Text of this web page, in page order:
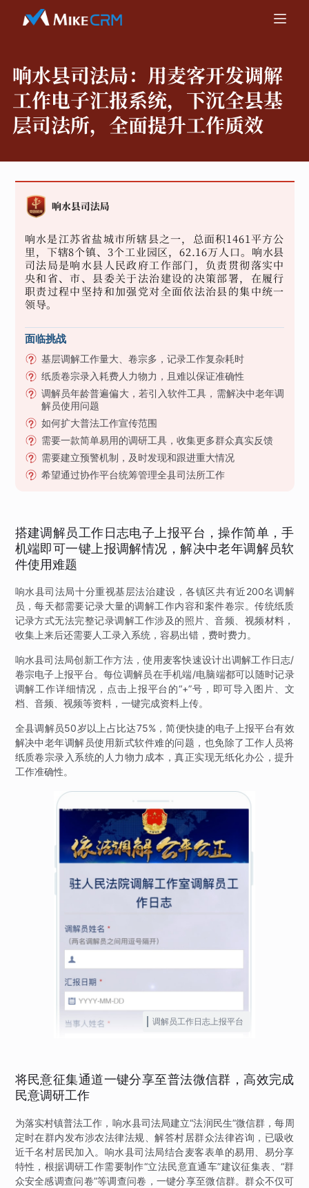
响水县司法局： 用麦客开发调解
工作电子汇报系统，下沉全县基
层司法所，全面提升工作质效
响水是江苏省盐城市所辖县之一，总面积1461平方公
里，下辖8个镇、3个工业园区，62.16万人口。响水县
司法局是响水县人民政府工作部门，负责贯彻落实中
央和省、市、县委关于法治建设的决策部署，在履行
职责过程中坚持和加强党对全面依法治县的集中统一
领导。
面临挑战
基层调解工作量大、卷宗多，记录工作复杂耗时
纸质卷宗录入耗费人力物力，且难以保证准确性
调解员年龄普遍偏大，若引入软件工具，需解决中老年调
解员使用问题
如何扩大普法工作宣传范围
需要一款简单易用的调研工具，收集更多群众真实反馈
需要建立预警机制，及时发现和跟进重大情况
希望通过协作平台统筹管理全县司法所工作
搭建调解员工作日志电子上报平台，操作简单，手
机端即可一键上报调解情况，解决中老年调解员软
件使用难题
响水县司法局十分重视基层法治建设，各镇区共有近200名调解
员，每天都需要记录大量的调解工作内容和案件卷宗。传统纸质
记录方式无法完整记录调解工作涉及的照片、音频、视频材料，
收集上来后还需要人工录入系统，容易出错，费时费力。
响水县司法局创新工作方法，使用麦客快速设计出调解工作日志/
卷宗电子上报平台。每位调解员在手机端/电脑端都可以随时记录
调解工作详细情况，点击上报平台的“+”号，即可导入图片、文
档、音频、视频等资料，一键完成资料上传。
全县调解员50岁以上占比达75%，简便快捷的电子上报平台有效
解决中老年调解员使用新式软件难的问题，也免除了工作人员将
纸质卷宗录入系统的人力物力成本，真正实现无纸化办公，提升
工作准确性。
调解员工作日志上报平台
将民意征集通道一键分享至普法微信群，高效完成
民意调研工作
为落实村镇普法工作，响水县司法局建立“法润民生”微信群，每周
定时在群内发布涉农法律法规、解答村居群众法律咨询，已吸收
近千名村居民加入。响水县司法局结合麦客表单的易用、易分享
特性，根据调研工作需要制作“立法民意直通车”建议征集表、“群
众安全感调查问卷”等调查问卷，一键分享至微信群。群众不仅可